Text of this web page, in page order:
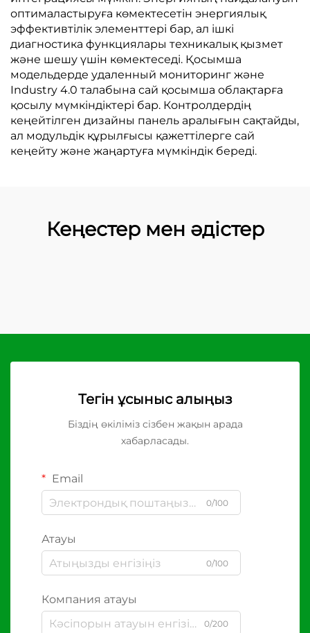
оптималастыруға көмектесетін энергиялық
эффективтілік элементтері бар, ал ішкі
диагностика функциялары техникалық қызмет
және шешу үшін көмектеседі. Қосымша
модельдерде удаленный мониторинг және
Industry 4.0 талабына сай қосымша облақтарға
қосылу мүмкіндіктері бар. Контролдердің
кеңейтілген дизайны панель аралығын сақтайды,
ал модульдік құрылғысы қажеттілерге сай
кеңейту және жаңартуға мүмкіндік береді.
Кеңестер мен әдістер
Тегін ұсыныс алыңыз
Біздің өкіліміз сізбен жақын арада
хабарласады.
Email
0/100
Атауы
0/100
Компания атауы
0/200